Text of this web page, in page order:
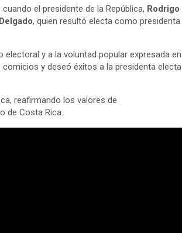
el presidente de la República, Rodrigo
, quien resultó electa como presidenta
y a la voluntad popular expresada en
y deseó éxitos a la presidenta electa
reafirmando los valores de
de Costa Rica.